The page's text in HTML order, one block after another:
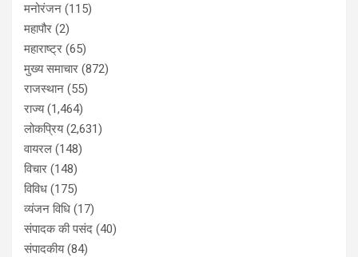
मनोरंजन (115)
महापौर (2)
महाराष्ट्र (65)
मुख्य समाचार (872)
राजस्थान (55)
राज्य(1,464)
लोकप्रिय(2,631)
वायरल (148)
विचार (148)
विविध (175)
व्यंजन विधि (17)
संपादक की पसंद (40)
संपादकीय(84)